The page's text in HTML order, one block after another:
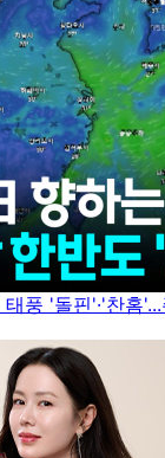
태풍 '돌핀'·'찬홈